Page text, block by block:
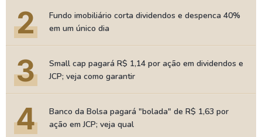
2
Fundo imobiliário corta dividendos e despenca 40%
em um único dia
3
Small cap pagará R$ 1,14 por ação em dividendos e
JCP; veja como garantir
4
Banco da Bolsa pagará "bolada" de R$ 1,63 por
ação em JCP; veja qual